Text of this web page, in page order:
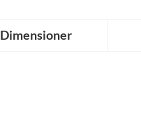
Dimensioner